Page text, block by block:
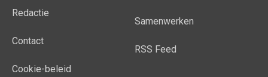
Redactie
Contact
Cookie-beleid
Samenwerken
RSS Feed